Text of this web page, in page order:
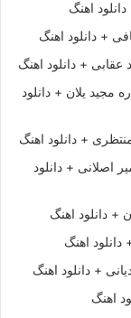
اهنگ
+ دانلود اهنگ
+ دانلود اهنگ
مجید یلان + دانلود
+ دانلود اهنگ
اصلانی + دانلود
+ دانلود اهنگ
اهنگ
+ دانلود اهنگ
اهنگ